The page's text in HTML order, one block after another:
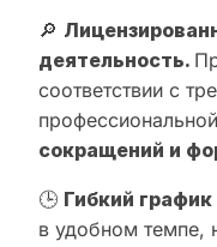
🔎
деятельность.
соответствии с
сокращений и
🕒 Гибкий
в удобном темпе,